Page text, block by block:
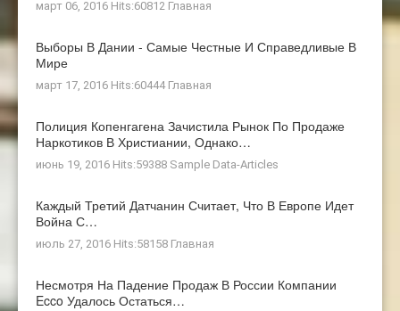
март 06, 2016 Hits:60812 Главная
Выборы В Дании - Самые Честные И Справедливые В
Мире
март 17, 2016 Hits:60444 Главная
Полиция Копенгагена Зачистила Рынок По Продаже
Наркотиков В Христиании, Однако…
июнь 19, 2016 Hits:59388 Sample Data-Articles
Каждый Третий Датчанин Считает, Что В Европе Идет
Война С…
июль 27, 2016 Hits:58158 Главная
Несмотря На Падение Продаж В России Компании
Ecco Удалось Остаться…